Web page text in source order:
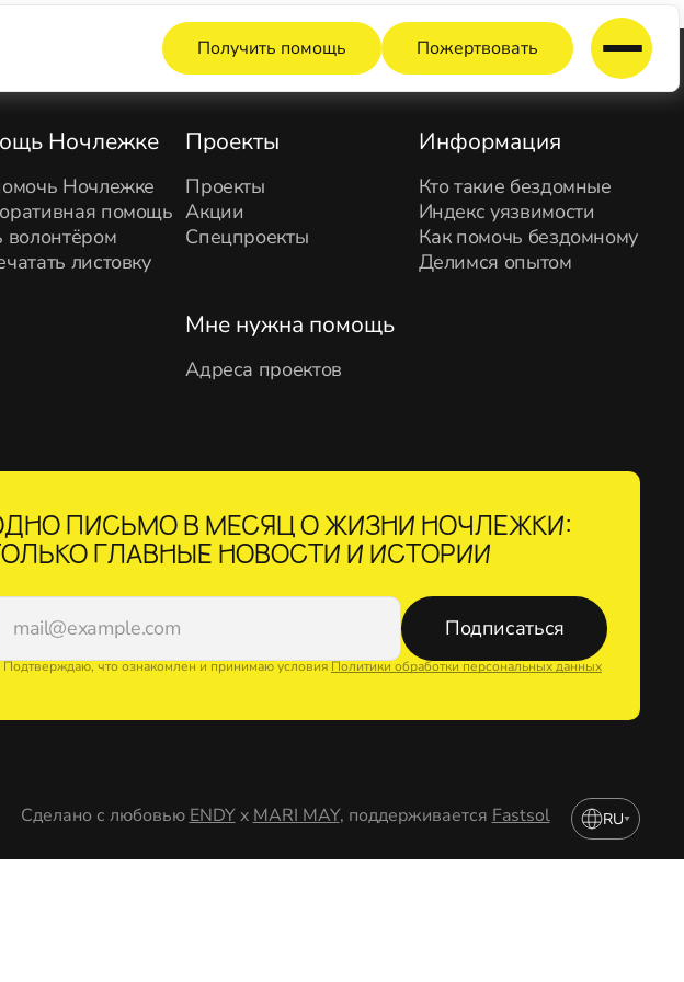
Получить помощь Пожертвовать
Ночлежке
Ночлежке
помощь
волонтёром
листовку
Проекты
Проекты
Акции
Спецпроекты
Информация
Кто такие бездомные
Индекс уязвимости
Как помочь бездомному
Делимся опытом
Мне нужна помощь
Адреса проектов
ПИСЬМО В МЕСЯЦ О ЖИЗНИ НОЧЛЕЖКИ:
ГЛАВНЫЕ НОВОСТИ И ИСТОРИИ
Подписаться
Подтверждаю, что ознакомлен и принимаю условияПолитики обработки персональных данных
Сделано с любовью ENDY x MARI MAY, поддерживается Fastsol RU